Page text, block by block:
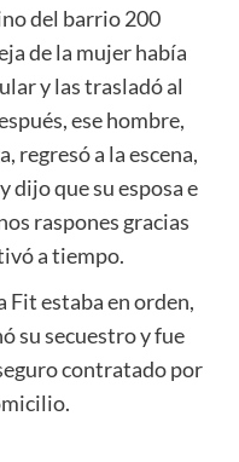
del barrio 200
de la mujer había
y las trasladó al
ese hombre,
regresó a la escena,
dijo que su esposa e
raspones gracias
a tiempo.
Fit estaba en orden,
su secuestro y fue
contratado por